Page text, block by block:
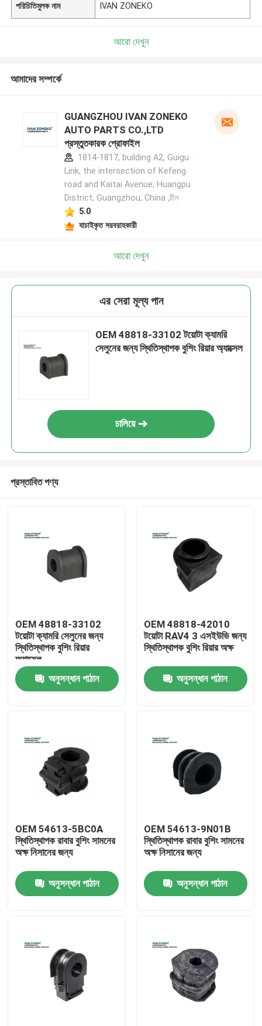
বাড়ি
ভিআর শো
আমাদের সম্পর্কে
কারখানা ভ্রমণ
যোগাযোগ করুন
পরিচিতিমুলক নাম IVAN ZONEKO
আরো দেখুন
আমাদের সম্পর্কে
GUANGZHOU IVAN ZONEKO
AUTO PARTS CO.,LTD
প্রস্তুতকারক প্রোফাইল
1814-1817, building A2, Guigu ·
Link, the intersection of Kefeng
road and Kaitai Avenue, Huangpu
District, Guangzhou, China ,চীন
5.0
যাচাইকৃত সরবরাহকারী
আরো দেখুন
এর সেরা মূল্য পান
OEM 48818-33102 টয়োটা ক্যামরি
সেলুনের জন্য স্থিতিস্থাপক বুশিং রিয়ার অ্যাক্সেল
চালিয়ে
প্রস্তাবিত পণ্য
OEM 48818-33102
টয়োটা ক্যামরি সেলুনের জন্য
স্থিতিস্থাপক বুশিং রিয়ার
অ্যাক্সেল
অনুসন্ধান পাঠান
OEM 48818-42010
টয়োটা RAV4 3 এসইউভি জন্য
স্থিতিস্থাপক বুশিং রিয়ার অক্ষ
অনুসন্ধান পাঠান
OEM 54613-5BC0A
স্থিতিস্থাপক রাবার বুশিং সামনের
অক্ষ নিসানের জন্য
অনুসন্ধান পাঠান
OEM 54613-9N01B
স্থিতিস্থাপক রাবার বুশিং সামনের
অক্ষ নিসানের জন্য
অনুসন্ধান পাঠান